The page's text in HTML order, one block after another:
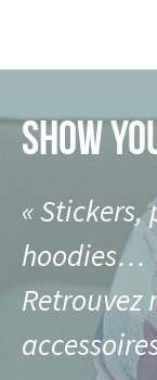
SHOW
« Stickers,
hoodies…
Retrouvez